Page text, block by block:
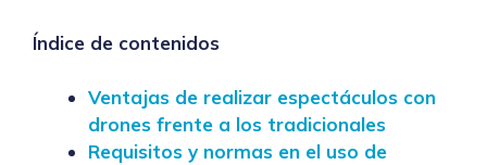
Índice de contenidos
Ventajas de realizar espectáculos con
drones frente a los tradicionales
Requisitos y normas en el uso de